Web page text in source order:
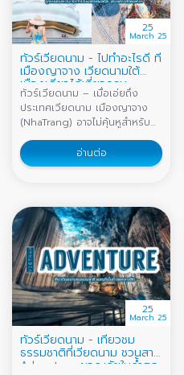
25
March 25
ทัวร์เวียดนาม - ไปทำอะไรดี ที่
เมืองญาจาง เวียดนามใต้
เมืองเดียวได้เที่ยวครบ
ทัวร์เวียดนาม – เมื่อเอ่ยถึง
ประเทศเวียดนาม เมืองญาจาง
(NhaTrang) อาจไม่คุ้นหูสำหรับ
คนไทยมากนัก เป็นเมืองท่อง
เที่ยวทางทะเล เมืองตากอากาศที่
คนเวียดนามบอกว่า มีหาดที่สวย
ที่สะท้อนแสงสีทองเมื่อโดนแดด
ยามเช้า ญาจาง ไม่ได้มีแค่หาด
สวยเท่านั้นนะ แต่ยังมีสถานที่ท่อง
เที่ยวที่หลากหลายให้ได้เที่ยว แถม
ยังเต็มไปด้วยกิจกรรมสนุกๆ
มากมายรอเราอยู่ สำหรับสายชิล
เหมาะอย่างยิ่งสำหรับการมาพัก
ผ่อนกินลมชมวิวตามชายหาด
หรือจิบเครื่องดื่มเย็นๆ นั่งคาเฟ่
ชิคๆ ซึ่ง ญาจาง ค
อ่านต่อ
25
March 25
ทัวร์เวียดนาม - เที่ยวชม
ธรรมชาติที่เวียดนาม ชวนสาย
Adventure ผจญภัยในถ้ำสุด